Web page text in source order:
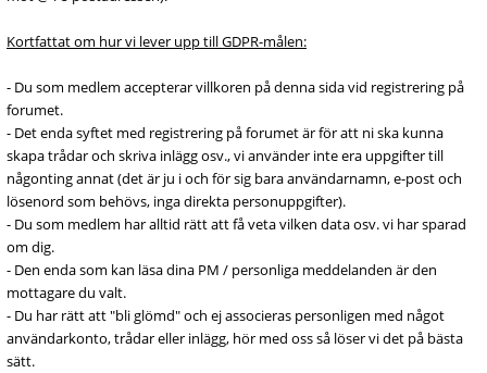
Kortfattat om hur vi lever upp till GDPR-målen:
- Du som medlem accepterar villkoren på denna sida vid registrering på
forumet.
- Det enda syftet med registrering på forumet är för att ni ska kunna
skapa trådar och skriva inlägg osv., vi använder inte era uppgifter till
någonting annat (det är ju i och för sig bara användarnamn, e-post och
lösenord som behövs, inga direkta personuppgifter).
- Du som medlem har alltid rätt att få veta vilken data osv. vi har sparad
om dig.
- Den enda som kan läsa dina PM / personliga meddelanden är den
mottagare du valt.
- Du har rätt att "bli glömd" och ej associeras personligen med något
användarkonto, trådar eller inlägg, hör med oss så löser vi det på bästa
sätt.